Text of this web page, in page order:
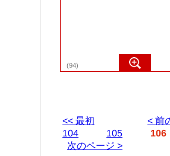
(94)
<< 最初 < 前
104 105 106
次のページ >